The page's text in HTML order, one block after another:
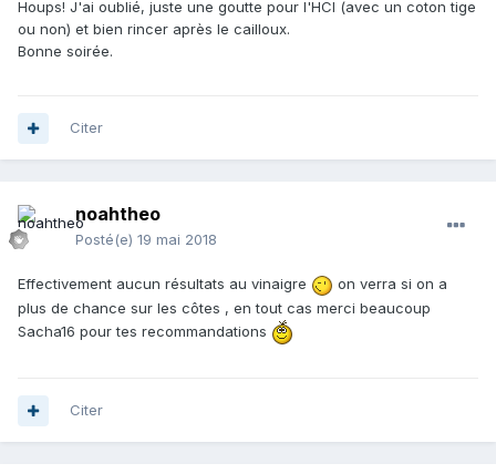
Houps! J'ai oublié, juste une goutte pour l'HCl (avec un coton tige
ou non) et bien rincer après le cailloux.
Bonne soirée.
Citer
noahtheo
Posté(e) 19 mai 2018
Effectivement aucun résultats au vinaigre
on verra si on a
plus de chance sur les côtes , en tout cas merci beaucoup
Sacha16 pour tes recommandations
Citer